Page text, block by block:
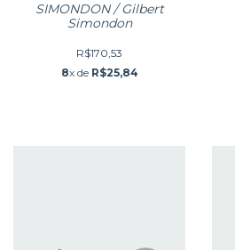
SIMONDON / Gilbert
Simondon
R$170,53
8x de R$25,84